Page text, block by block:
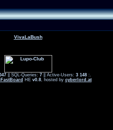
VivaLaBush
|| SQL-Queries: 7 || Active-Users: 3 148 :.
HE v0.8, hosted by cyberlord.at